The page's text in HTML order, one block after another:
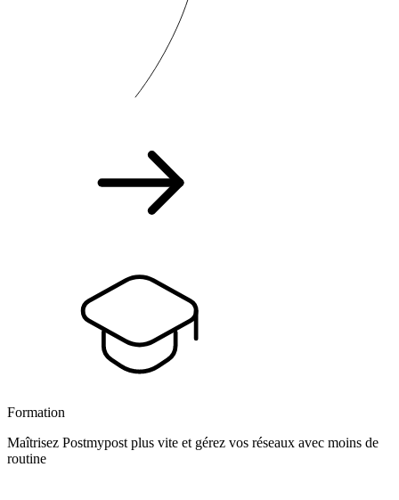
Formation
Maîtrisez Postmypost plus vite et gérez vos réseaux avec moins de
routine